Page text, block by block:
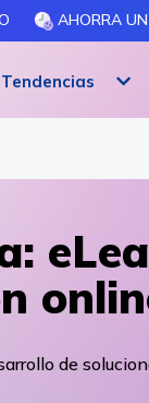
AHORRA
Tendencias
de